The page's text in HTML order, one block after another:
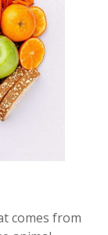
comes from